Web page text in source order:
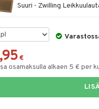
Suuri - Zwilling
€
osamaksulla alkaen 5 € per